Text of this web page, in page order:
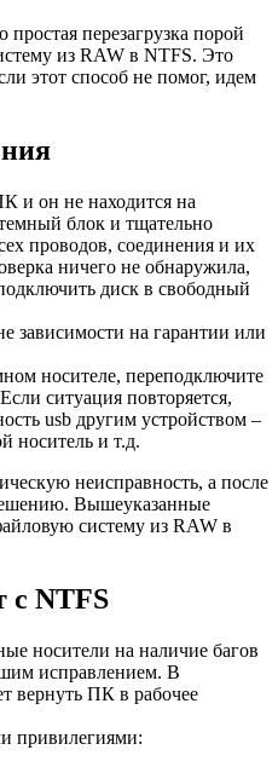
перезагрузка порой
из RAW в NTFS. Это
этот способ не помог, идем
и он не находится на
блок и тщательно
проводов, соединения и их
ничего не обнаружила,
диск в свободный
зависимости на гарантии или
носителе, переподключите
ситуация повторяется,
usb другим устройством –
носитель и т.д.
неисправность, а после
Вышеуказанные
систему из RAW в
с NTFS
носители на наличие багов
исправлением. В
вернуть ПК в рабочее
привилегиями: